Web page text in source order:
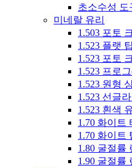
초소수성 도
미네랄 유리
1.503 포토
1.523 플랫
1.523 포토
1.523 프로
1.523 원형
1.523 선글
1.523 흰색
1.70 화이트
1.70 화이트
1.80 굴절률
1.90 굴절률